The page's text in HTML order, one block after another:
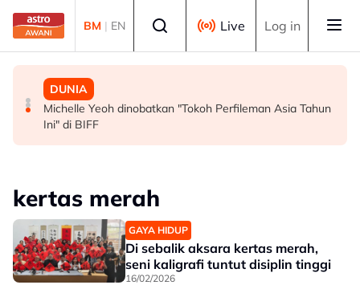
Skip to main content
BM | EN Live Log in
MALAYSIA
Persepsi negatif terhadap Bukit Malut tidak berasaskan
fakta - Ahli Akademik
MALAYSIA
Insiden rempuhan Jalan Ampang: Pendakwaan bantah
permohonan batal pertuduhan bunuh
DUNIA
Michelle Yeoh dinobatkan "Tokoh Perfileman Asia Tahun
Ini" di BIFF
kertas merah
GAYA HIDUP
Di sebalik aksara kertas merah,
seni kaligrafi tuntut disiplin tinggi
16/02/2026